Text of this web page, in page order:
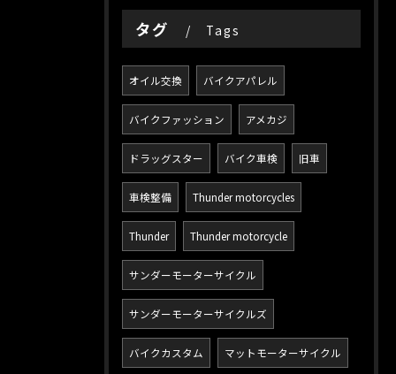
タグ Tags
オイル交換 バイクアパレル
バイクファッション アメカジ
ドラッグスター バイク車検 旧車
車検整備 Thunder motorcycles
Thunder Thunder motorcycle
サンダーモーターサイクル
サンダーモーターサイクルズ
バイクカスタム マットモーターサイクル